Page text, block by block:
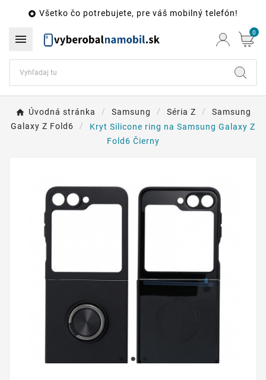
 Všetko čo potrebujete, pre váš mobilný telefón!
 0
Úvodná stránka Samsung Séria Z
Samsung
Galaxy Z Fold6
Kryt Silicone ring na Samsung Galaxy Z
Fold6 Čierny